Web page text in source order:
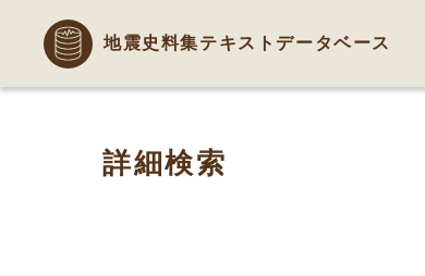
地震史料集テキストデータベース
詳細検索